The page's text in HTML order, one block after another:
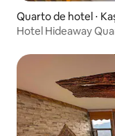
Quarto de hotel ⋅
Hotel